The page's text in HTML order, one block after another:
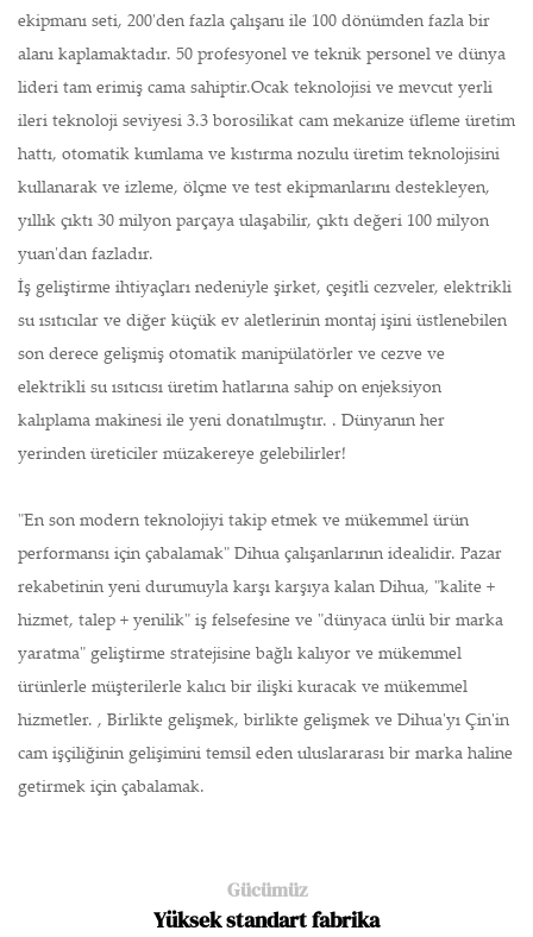
ekipmanı seti, 200'den fazla çalışanı ile 100 dönümden fazla bir
alanı kaplamaktadır. 50 profesyonel ve teknik personel ve dünya
lideri tam erimiş cama sahiptir.Ocak teknolojisi ve mevcut yerli
ileri teknoloji seviyesi 3.3 borosilikat cam mekanize üfleme üretim
hattı, otomatik kumlama ve kıstırma nozulu üretim teknolojisini
kullanarak ve izleme, ölçme ve test ekipmanlarını destekleyen,
yıllık çıktı 30 milyon parçaya ulaşabilir, çıktı değeri 100 milyon
yuan'dan fazladır.
İş geliştirme ihtiyaçları nedeniyle şirket, çeşitli cezveler, elektrikli
su ısıtıcılar ve diğer küçük ev aletlerinin montaj işini üstlenebilen
son derece gelişmiş otomatik manipülatörler ve cezve ve
elektrikli su ısıtıcısı üretim hatlarına sahip on enjeksiyon
kalıplama makinesi ile yeni donatılmıştır. . Dünyanın her
yerinden üreticiler müzakereye gelebilirler!
"En son modern teknolojiyi takip etmek ve mükemmel ürün
performansı için çabalamak" Dihua çalışanlarının idealidir. Pazar
rekabetinin yeni durumuyla karşı karşıya kalan Dihua, "kalite +
hizmet, talep + yenilik" iş felsefesine ve "dünyaca ünlü bir marka
yaratma" geliştirme stratejisine bağlı kalıyor ve mükemmel
ürünlerle müşterilerle kalıcı bir ilişki kuracak ve mükemmel
hizmetler. , Birlikte gelişmek, birlikte gelişmek ve Dihua'yı Çin'in
cam işçiliğinin gelişimini temsil eden uluslararası bir marka haline
getirmek için çabalamak.
Gücümüz
Yüksek standart fabrika